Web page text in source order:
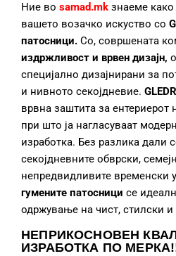
Ние во samad.mk знаеме
вашето возачко искуство со
патосници. Со, совршената
издржливост и врвен дизајн,
специјално дизајнирани за
и нивното секојдневие.
врвна заштита за
при што ја нагласуваат
изработка. Без разлика дали
секојдневните обврски,
непредвидливите временски
гумените патосници се
одржување на чист, стилски
НЕПРИКОСНОВЕН
ИЗРАБОТКА ПО